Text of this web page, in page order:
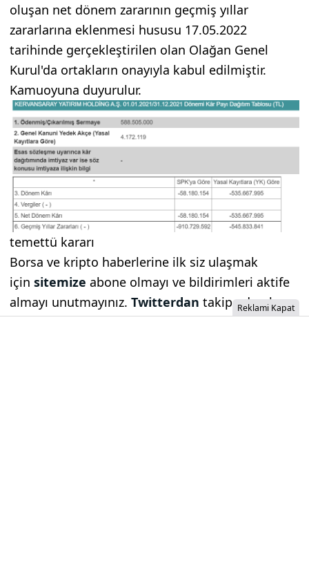
oluşan net dönem zararının geçmiş yıllar
zararlarına eklenmesi hususu 17.05.2022
tarihinde gerçekleştirilen olan Olağan Genel
Kurul'da ortakların onayıyla kabul edilmiştir.
Kamuoyuna duyurulur.
temettü kararı
Borsa ve kripto haberlerine ilk siz ulaşmak
için sitemize abone olmayı ve bildirimleri aktife
almayı unutmayınız. Twitterdan takip ederek
veTelegramgrubumuza katılarak da piyasa
Reklami Kapat